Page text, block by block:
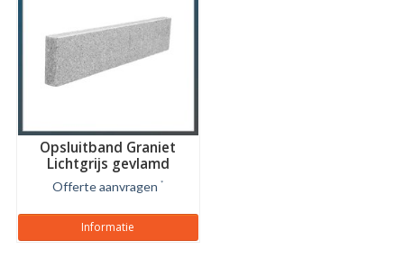
Opsluitband Graniet
Lichtgrijs gevlamd
Offerte aanvragen *
Informatie